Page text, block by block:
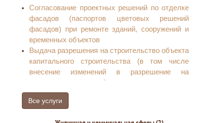
согласия на залог права аренды земельного
участка
Расторжение договора аренды,
безвозмездного пользования земельным
участком
Сверка арендных платежей с арендаторами
земельных участков, муниципального
находящегося в государственной или
муниципальной собственности, гражданину
или юридическому лицу в собственность
Согласование проектных решений по отделке
фасадов (паспортов цветовых решений
фасадов) при ремонте зданий, сооружений и
временных объектов
Выдача разрешения на строительство объекта
капитального строительства (в том числе
внесение изменений в разрешение на
строительство объекта капитального
строительства и внесение изменений в
разрешение на строительство объекта
Все услуги